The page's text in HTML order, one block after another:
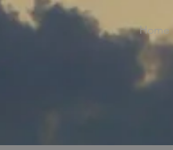
Home